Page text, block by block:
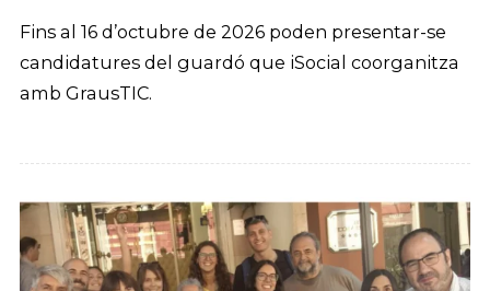
Fins al 16 d’octubre de 2026 poden presentar-se
candidatures del guardó que iSocial coorganitza
amb GrausTIC.